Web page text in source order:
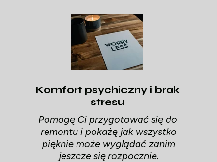
Pomogę Ci przygotować się do
remontu i pokażę jak wszystko
pięknie może wyglądać zanim
jeszcze się rozpocznie.
Komfort psychiczny i brak
stresu